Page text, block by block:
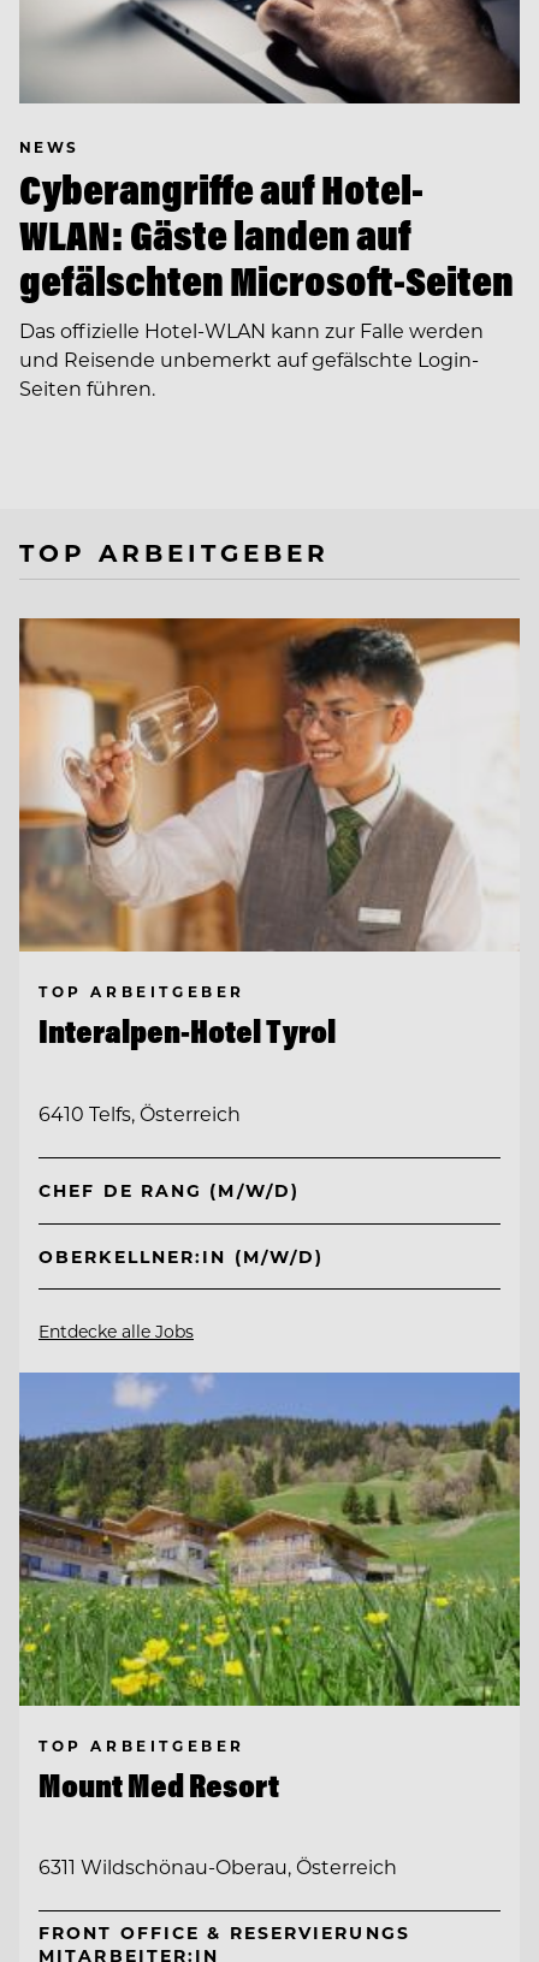
NEWS
Cyberangriffe auf Hotel-
WLAN: Gäste landen auf
gefälschten Microsoft-Seiten
Das offizielle Hotel-WLAN kann zur Falle werden
und Reisende unbemerkt auf gefälschte Login-
Seiten führen.
TOP ARBEITGEBER
TOP ARBEITGEBER
Interalpen-Hotel Tyrol
6410 Telfs, Österreich
CHEF DE RANG (M/W/D)
OBERKELLNER:IN (M/W/D)
Entdecke alle Jobs
TOP ARBEITGEBER
Mount Med Resort
6311 Wildschönau-Oberau, Österreich
FRONT OFFICE & RESERVIERUNGS
MITARBEITER:IN